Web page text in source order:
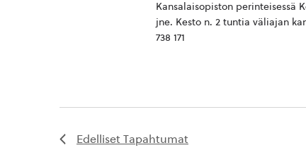
Kansalaisopiston perinteisessä
jne. Kesto n. 2 tuntia väliajan
738 171
Edelliset Tapahtumat